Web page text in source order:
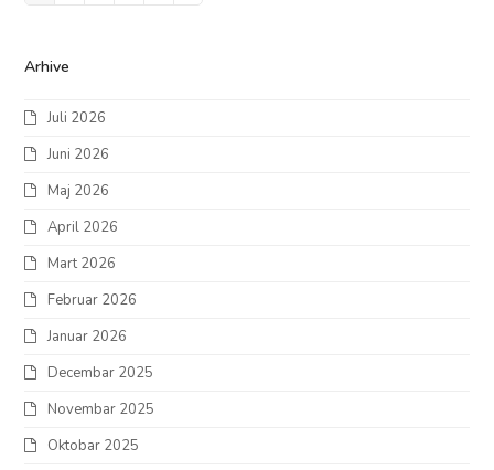
Arhive
Juli 2026
Juni 2026
Maj 2026
April 2026
Mart 2026
Februar 2026
Januar 2026
Decembar 2025
Novembar 2025
Oktobar 2025